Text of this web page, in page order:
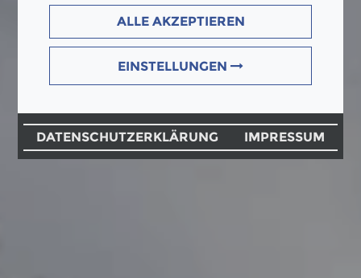
ALLE AKZEPTIEREN
EINSTELLUNGEN
DATENSCHUTZERKLÄRUNG IMPRESSUM